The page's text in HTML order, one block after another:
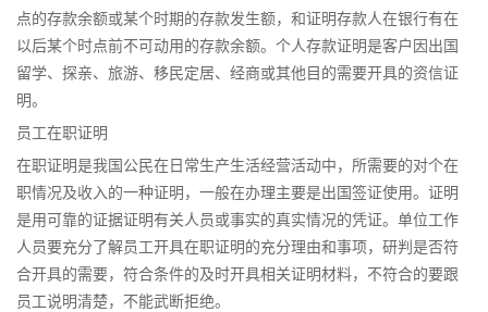
点的存款余额或某个时期的存款发生额，和证明存款人在银行有在
以后某个时点前不可动用的存款余额。个人存款证明是客户因出国
留学、探亲、旅游、移民定居、经商或其他目的需要开具的资信证
明。
员工在职证明
在职证明是我国公民在日常生产生活经营活动中，所需要的对个在
职情况及收入的一种证明，一般在办理主要是出国签证使用。证明
是用可靠的证据证明有关人员或事实的真实情况的凭证。单位工作
人员要充分了解员工开具在职证明的充分理由和事项，研判是否符
合开具的需要，符合条件的及时开具相关证明材料，不符合的要跟
员工说明清楚，不能武断拒绝。